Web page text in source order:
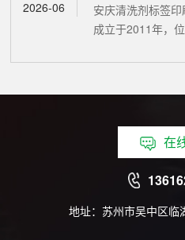
2026-06
安庆清洗剂标签
成立于2011年，
3000平方米，员
在
地址：苏州市吴中区临